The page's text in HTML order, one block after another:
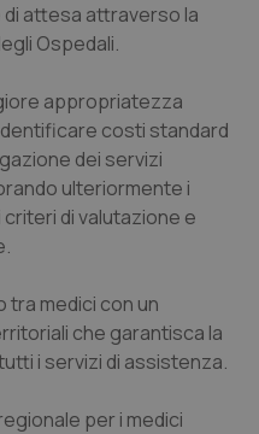
Collo
attesa attraverso la
Ospedali.
appropriatezza
costi standard
dei servizi
ulteriormente i
di valutazione e
tra medici con un
che garantisca la
i servizi di assistenza.
per i medici